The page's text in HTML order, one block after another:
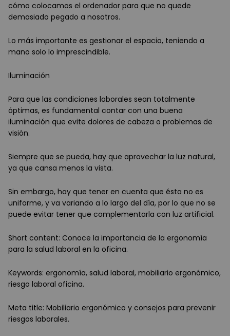
cómo colocamos el ordenador para que no quede
demasiado pegado a nosotros.
Lo más importante es gestionar el espacio, teniendo a
mano solo lo imprescindible.
Iluminación
Para que las condiciones laborales sean totalmente
óptimas, es fundamental contar con una buena
iluminación que evite dolores de cabeza o problemas de
visión.
Siempre que se pueda, hay que aprovechar la luz natural,
ya que cansa menos la vista.
Sin embargo, hay que tener en cuenta que ésta no es
uniforme, y va variando a lo largo del día, por lo que no se
puede evitar tener que complementarla con luz artificial.
Short content: Conoce la importancia de la ergonomía
para la salud laboral en la oficina.
Keywords: ergonomía, salud laboral, mobiliario ergonómico,
riesgo laboral oficina.
Meta title: Mobiliario ergonómico y consejos para prevenir
riesgos laborales.